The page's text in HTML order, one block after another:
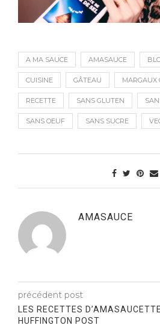
A MA SAUCE AMASAUCE
CUISINE GÂTEAU MARGAUX
RECETTE SANS GLUTEN
SANS OEUF SANS SUCRE
AMASAUCE
précédent post
LES RECETTES
HUFFINGTON POST